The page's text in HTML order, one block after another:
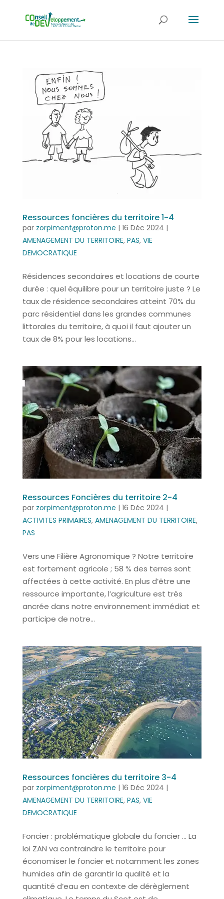
Ressources foncières du territoire 1-4
par zorpiment@proton.me | 16 Déc 2024 |
AMENAGEMENT DU TERRITOIRE, PAS, VIE
DEMOCRATIQUE
Résidences secondaires et locations de courte
durée : quel équilibre pour un territoire juste ? Le
taux de résidence secondaires atteint 70% du
parc résidentiel dans les grandes communes
littorales du territoire, à quoi il faut ajouter un
taux de 8% pour les locations...
Ressources Foncières du territoire 2-4
par zorpiment@proton.me | 16 Déc 2024 |
ACTIVITES PRIMAIRES, AMENAGEMENT DU TERRITOIRE,
PAS
Vers une Filière Agronomique ? Notre territoire
est fortement agricole ; 58 % des terres sont
affectées à cette activité. En plus d’être une
ressource importante, l’agriculture est très
ancrée dans notre environnement immédiat et
participe de notre...
Ressources foncières du territoire 3-4
par zorpiment@proton.me | 16 Déc 2024 |
AMENAGEMENT DU TERRITOIRE, PAS, VIE
DEMOCRATIQUE
Foncier : problématique globale du foncier … La
loi ZAN va contraindre le territoire pour
économiser le foncier et notamment les zones
humides afin de garantir la qualité et la
quantité d’eau en contexte de dérèglement